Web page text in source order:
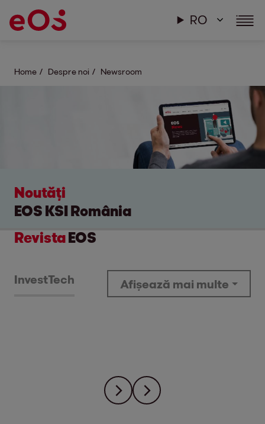
RO
Home Despre noi Newsroom
Noutăți
EOS KSI România
RevistaEOS
InvestTech Afișează mai multe